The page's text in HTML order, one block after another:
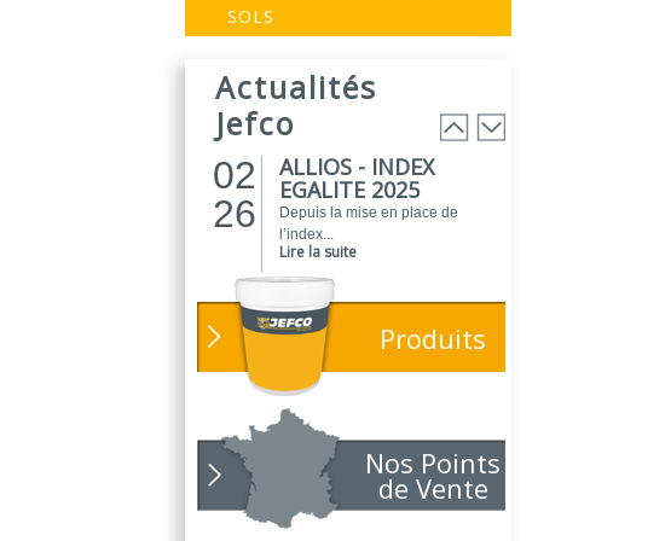
SOLS
Actualités
Jefco
03
Peinture
EVOGREEN est une gamme de
Lire la suite
02
26
ALLIOS - INDEX
EGALITE 2025
Depuis la mise en place de
l’index...
Lire la suite
01
26
ATELIER DU
PEINTRE 2026 !
Parce que chaque chantier
compte, nous...
Lire la suite
01
26
NOUVEAUTÉ
POLARIS
Toujours soucieux des besoins
Lire la suite
Produits
Nos Points
de Vente